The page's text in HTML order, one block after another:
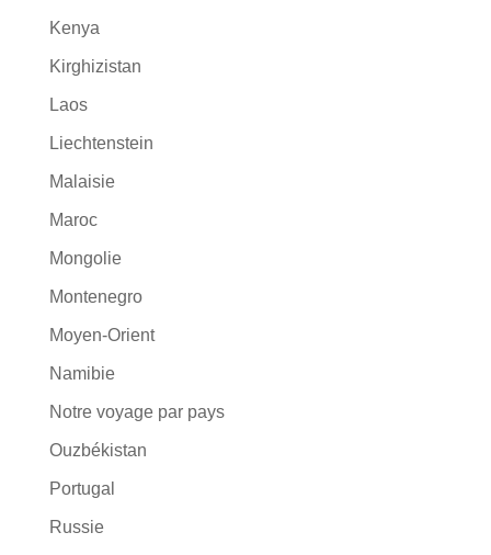
Kenya
Kirghizistan
Laos
Liechtenstein
Malaisie
Maroc
Mongolie
Montenegro
Moyen-Orient
Namibie
Notre voyage par pays
Ouzbékistan
Portugal
Russie